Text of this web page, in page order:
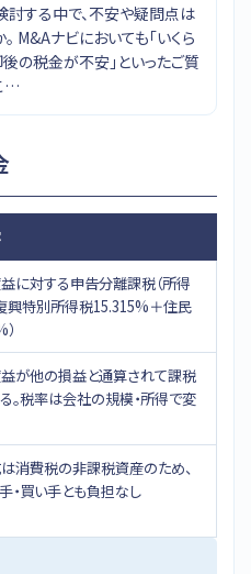
する中で、不安や疑問点は
M&Aナビにおいても「いくら
の税金が不安」といったご質
…
に対する申告分離課税（所得
興特別所得税15.315%＋住民
が他の損益と通算されて課税
。税率は会社の規模・所得で変
消費税の非課税資産のため、
・買い手とも負担なし